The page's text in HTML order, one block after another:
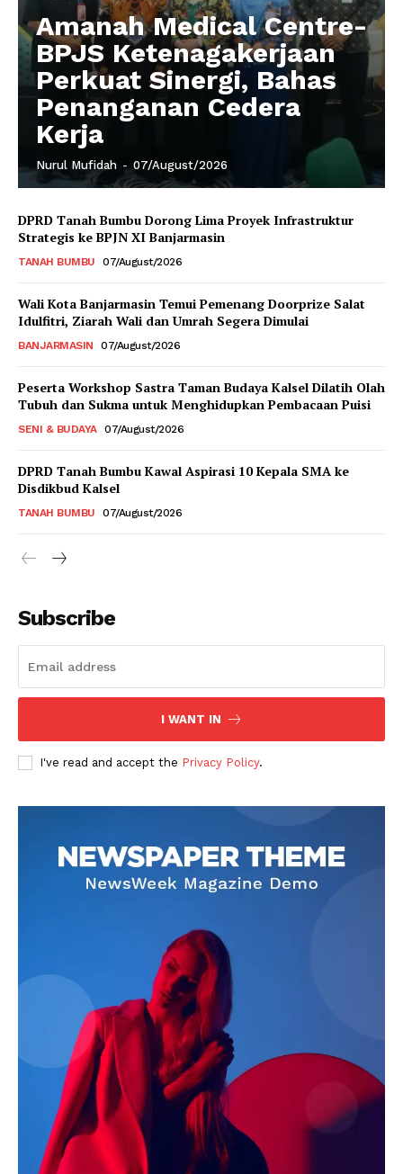
Amanah Medical Centre-
BPJS Ketenagakerjaan
Perkuat Sinergi, Bahas
Penanganan Cedera
Kerja
Nurul Mufidah - 07/August/2026
DPRD Tanah Bumbu Dorong Lima Proyek Infrastruktur
Strategis ke BPJN XI Banjarmasin
TANAH BUMBU 07/August/2026
Wali Kota Banjarmasin Temui Pemenang Doorprize Salat
Idulfitri, Ziarah Wali dan Umrah Segera Dimulai
BANJARMASIN 07/August/2026
Peserta Workshop Sastra Taman Budaya Kalsel Dilatih Olah
Tubuh dan Sukma untuk Menghidupkan Pembacaan Puisi
SENI & BUDAYA 07/August/2026
DPRD Tanah Bumbu Kawal Aspirasi 10 Kepala SMA ke
Disdikbud Kalsel
TANAH BUMBU 07/August/2026
Subscribe
I WANT IN
I've read and accept the Privacy Policy.